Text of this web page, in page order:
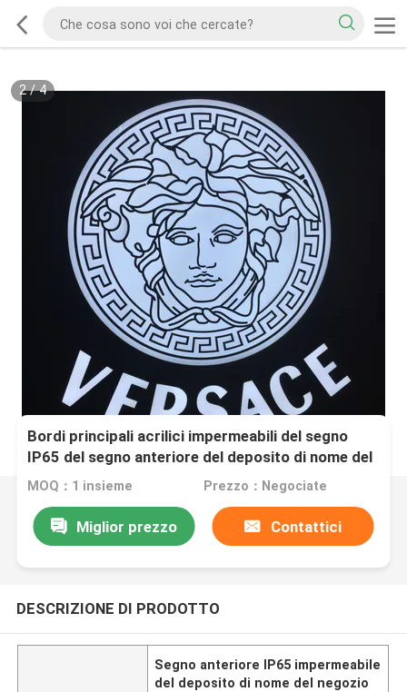
2/4
Bordi principali acrilici impermeabili del segno
IP65 del segno anteriore del deposito di nome del
negozio
MOQ：1 insieme Prezzo：Negociate
Miglior prezzo Contattici
DESCRIZIONE DI PRODOTTO
Segno anteriore IP65 impermeabile
del deposito di nome del negozio